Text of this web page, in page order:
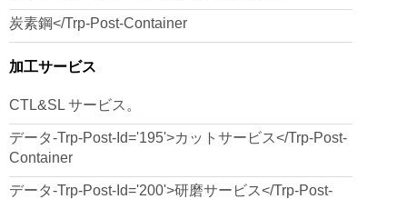
炭素鋼</trp-Post-Container
加工サービス
CTL&SL サービス。
データ-Trp-Post-Id='195'>カットサービス</trp-Post-
Container
データ-Trp-Post-Id='200'>研磨サービス</trp-Post-